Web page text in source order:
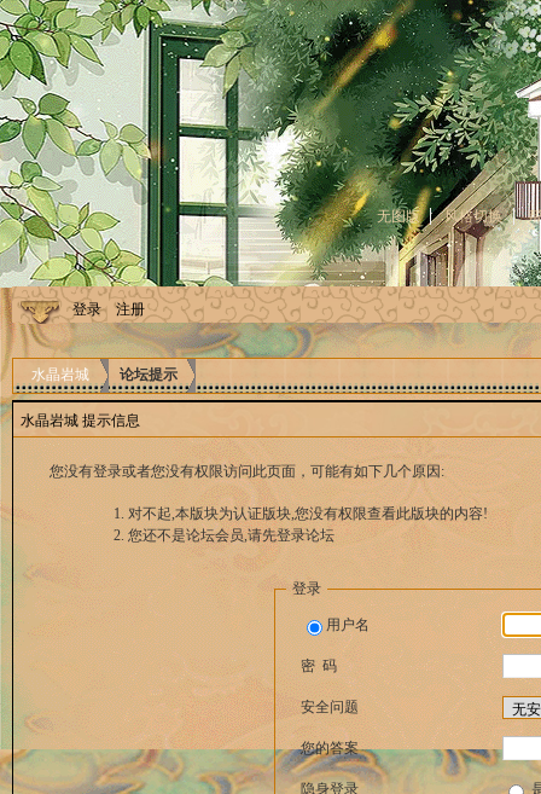
无图版 风格切换
登录 注册
水晶岩城 论坛提示
水晶岩城 提示信息
您没有登录或者您没有权限访问此页面，可能有如下几个原因:
对不起,本版块为认证版块,您没有权限查看此版块的内容!
您还不是论坛会员,请先登录论坛
登录
用户名
密 码
安全问题
您的答案
隐身登录